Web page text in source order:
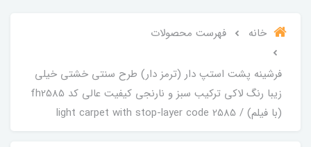
خانه فهرست محصولات
فرشینه پشت استپ دار (ترمز دار) طرح سنتی خشتی خیلی
زیبا رنگ لاکی ترکیب سبز و نارنجی کیفیت عالی کد fh2585
(با فیلم) / light carpet with stop-layer code 2585